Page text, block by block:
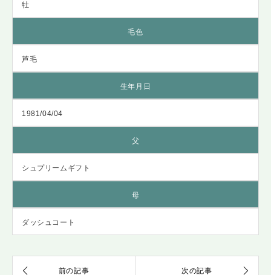
牡
毛色
芦毛
生年月日
1981/04/04
父
シュプリームギフト
母
ダッシュコート